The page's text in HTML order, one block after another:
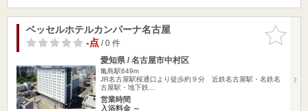
お気に入
りに追加
ベッセルホテルカンパーナ名古屋
-点/ 0 件
愛知県 / 名古屋市中村区
亀島駅649m
JR名古屋駅桜通口より徒歩約９分 近鉄名古屋駅・名鉄名
古屋駅・地下鉄…
営業時間
入浴料金 ～